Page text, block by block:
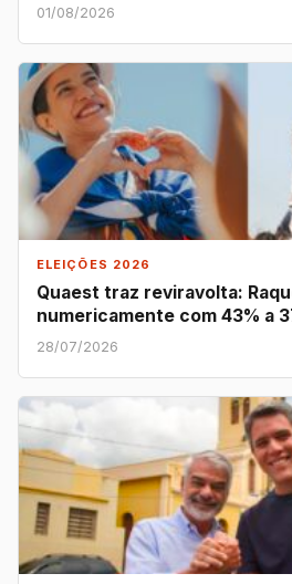
01/08/2026
ELEIÇÕES 2026
Quaest traz reviravolta:
numericamente com 43% a
28/07/2026